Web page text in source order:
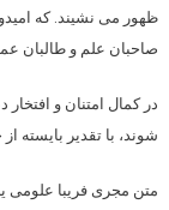
ظهور می نشیند. که
صاحبان علم و طالبان
در کمال امتنان و
شوند، با تقدیر بایسته
متن مجری فریبا علومی